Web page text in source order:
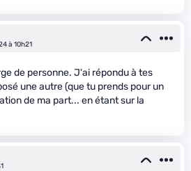
à 10h21
de personne. J'ai répondu à tes
une autre (que tu prends pour un
de ma part... en étant sur la